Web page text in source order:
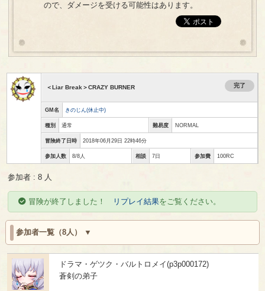
ので、ダメージを受ける可能性はあります。
＜Liar Break＞CRAZY BURNER 完了
GM名 きのじん(休止中)
種別 通常 難易度 NORMAL
冒険終了日時 2018年06月29日 22時46分
参加人数 8/8人 相談 7日 参加費 100RC
参加者 : 8 人
冒険が終了しました！ リプレイ結果をご覧ください。
参加者一覧（8人）
ドラマ・ゲツク・バルトロメイ(p3p000172)
蒼剣の弟子